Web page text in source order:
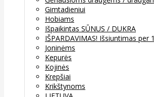
Gimtadieniui
Hobiams
Išpaikintas SŪNUS / DUKRA
IŠPARDAVIMAS! Išsiuntimas per
Joninėms
Kepurės
Kojinės
Krepšiai
Krikštynoms